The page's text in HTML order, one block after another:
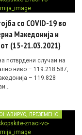
со COVID-19 во
Македонија и
(15-21.03.2021)
потврдени случаи на
ниво – 119.218.587,
– 119.828
, ПРЕЗЕМЕНО